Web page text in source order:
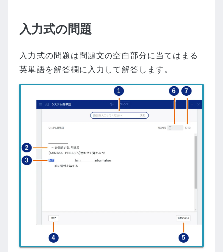
入力式の問題
入力式の問題は問題文の空白部分に当てはまる
英単語を解答欄に入力して解答します。